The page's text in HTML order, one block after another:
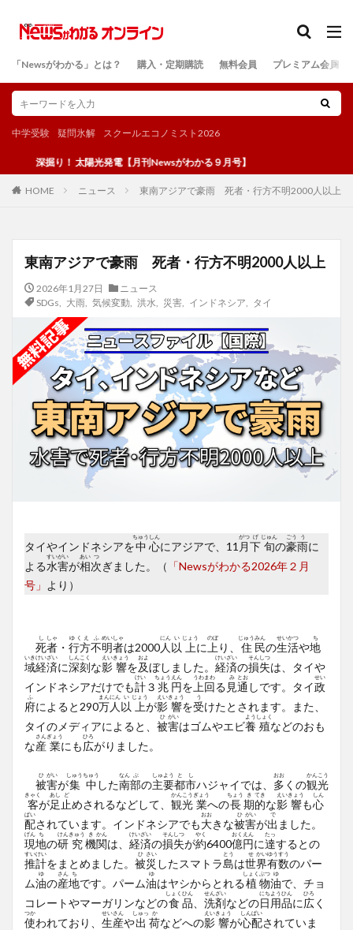
「Newsがわかる」とは？ 購入・定期購読 無料会員 プレミアム会員
中学受験 疑問氷解 スクールエコノミスト2026
り！ 太陽光発電【月刊Newsがわかる９月号】
HOME ニュース 東南アジアで豪雨 死者・行方不明2000人以上
東南アジアで豪雨 死者・行方不明2000人以上
2026年1月27日
ニュース
SDGs
大雨, 気候変動, 洪水 災害, インドネシア タイ
タイやインドネシアを中
ちゅう
心
しん
にアジアで、11 月
がつ
下
げ
旬
じゅん
の豪
ごう
雨
う
に
よる水
すい
害
がい
が相
あい
次
つ
ぎました。（ 「Newsがわかる2026年２月
号」 より）
死
し
者
しゃ
・ 行方
ゆくえ
不
ふ
明
めい
者
しゃ
は2000人
にん
以
い
上
じょう
に 上
のぼ
り、 住
じゅう
民
みん
の生
せい
活
かつ
や地
ち
域
いき
経
けい
済
ざい
に深
しん
刻
こく
な影
えい
響
きょう
を及
およ
ぼしました。 経
けい
済
ざい
の損
そん
失
しつ
は、タイや
インドネシアだけでも計
けい
３ 兆
ちょう
円
えん
を 上
うわ
回
まわ
る 見
み
通
とお
しです。タイ政
せい
府
ふ
によると290万
まん
人
にん
以
い
上
じょう
が影
えい
響
きょう
を受
う
けたとされます。また、
タイのメディアによると、 被
ひ
害
がい
はゴムやエビ養
よう
殖
しょく
などのおも
な産
さん
業
ぎょう
にも広
ひろ
がりました。
被
ひ
害
がい
が集
しゅう
中
ちゅう
した南
なん
部
ぶ
の主
しゅ
要
よう
都
と
市
し
ハジャイでは、 多
おお
くの観
かん
光
こう
客
きゃく
が足
あし
止
ど
めされるなどして、 観
かん
光
こう
業
ぎょう
への長
ちょう
期
き
的
てき
な影
えい
響
きょう
も心
しん
配
ぱい
されています。インドネシアでも大
おお
きな被
ひ
害
がい
が出
で
ました。
現
げん
地
ち
の研
けん
究
きゅう
機
き
関
かん
は、 経
けい
済
ざい
の損
そん
失
しつ
が約
やく
6400億
おく
円
えん
に達
たっ
するとの
推
すい
計
けい
をまとめました。 被
ひ
災
さい
したスマトラ島
とう
は世
せ
界
かい
有
ゆう
数
すう
のパー
ム油
ゆ
の産
さん
地
ち
です。パーム油
ゆ
はヤシからとれる植
しょく
物
ぶつ
油
ゆ
で、チョ
コレートやマーガリンなどの食
しょく
品
ひん
洗
せん
剤
ざい
などの日
にち
用
よう
品
ひん
に広
ひろ
く
使
つか
われており、 生
せい
産
さん
や出
しゅっ
荷
か
などへの影
えい
響
きょう
が心
しん
配
ぱい
されていま
検索